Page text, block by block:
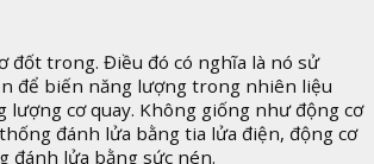
đốt trong. Điều đó có nghĩa là nó sử
để biến năng lượng trong nhiên liệu
lượng cơ quay. Không giống như động cơ
đánh lửa bằng tia lửa điện, động cơ
đánh lửa bằng sức nén.